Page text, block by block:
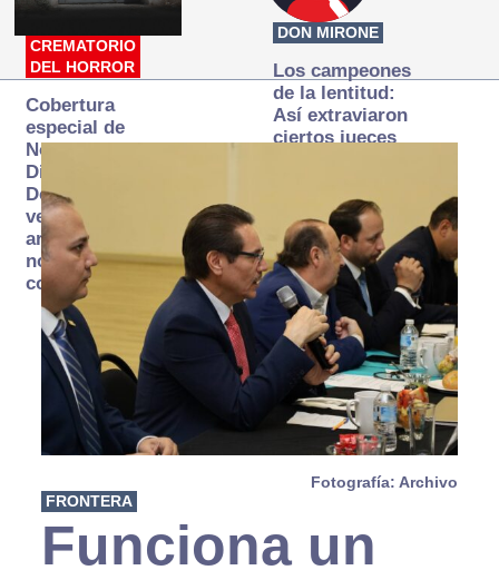
noticias,
hacemos periodismo
CREMATORIO
DEL HORROR
Cobertura
especial de
Norte
Digital:
Donde la
verdad
arde… pero
no se
consume
DON MIRONE
Los campeones
de la lentitud:
Así extraviaron
ciertos jueces
Fotografía: Archivo
FRONTERA
Funciona un